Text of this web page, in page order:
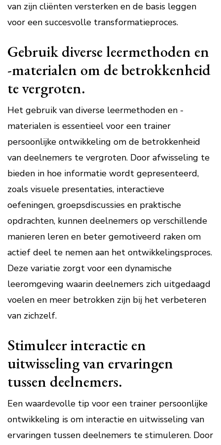
van zijn cliënten versterken en de basis leggen
voor een succesvolle transformatieproces.
Gebruik diverse leermethoden en
-materialen om de betrokkenheid
te vergroten.
Het gebruik van diverse leermethoden en -
materialen is essentieel voor een trainer
persoonlijke ontwikkeling om de betrokkenheid
van deelnemers te vergroten. Door afwisseling te
bieden in hoe informatie wordt gepresenteerd,
zoals visuele presentaties, interactieve
oefeningen, groepsdiscussies en praktische
opdrachten, kunnen deelnemers op verschillende
manieren leren en beter gemotiveerd raken om
actief deel te nemen aan het ontwikkelingsproces.
Deze variatie zorgt voor een dynamische
leeromgeving waarin deelnemers zich uitgedaagd
voelen en meer betrokken zijn bij het verbeteren
van zichzelf.
Stimuleer interactie en
uitwisseling van ervaringen
tussen deelnemers.
Een waardevolle tip voor een trainer persoonlijke
ontwikkeling is om interactie en uitwisseling van
ervaringen tussen deelnemers te stimuleren. Door